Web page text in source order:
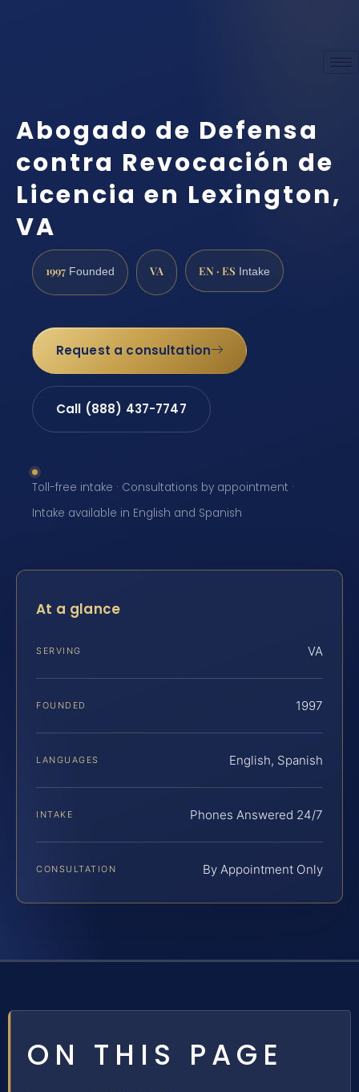
Abogado de Defensa
contra Revocación de
Licencia en Lexington,
VA
1997 Founded VA EN · ES Intake
Request a consultation
Call (888) 437-7747
Toll-free intake · Consultations by appointment ·
Intake available in English and Spanish
At a glance
SERVING VA
FOUNDED 1997
LANGUAGES English, Spanish
INTAKE Phones Answered 24/7
CONSULTATION By Appointment Only
ON THIS PAGE